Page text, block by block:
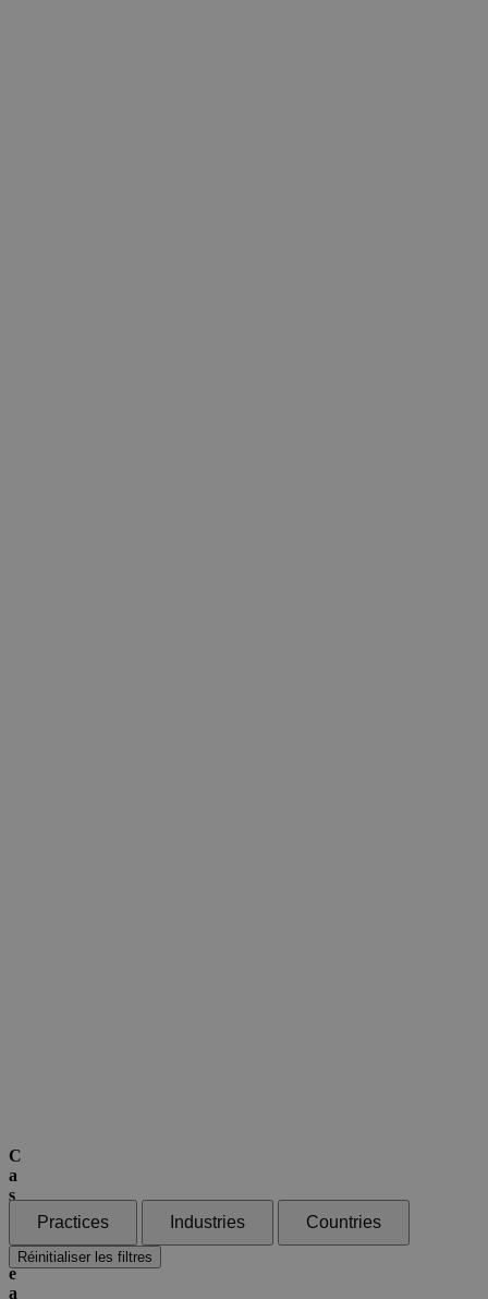
C
a
s
B
e
a
Practices Industries Countries
Réinitialiser les filtres